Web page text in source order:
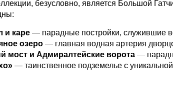
безусловно, является Большой
и каре — парадные постройки, служившие
озеро — главная водная артерия
мост и Адмиралтейские ворота —
— таинственное подземелье с уникальной